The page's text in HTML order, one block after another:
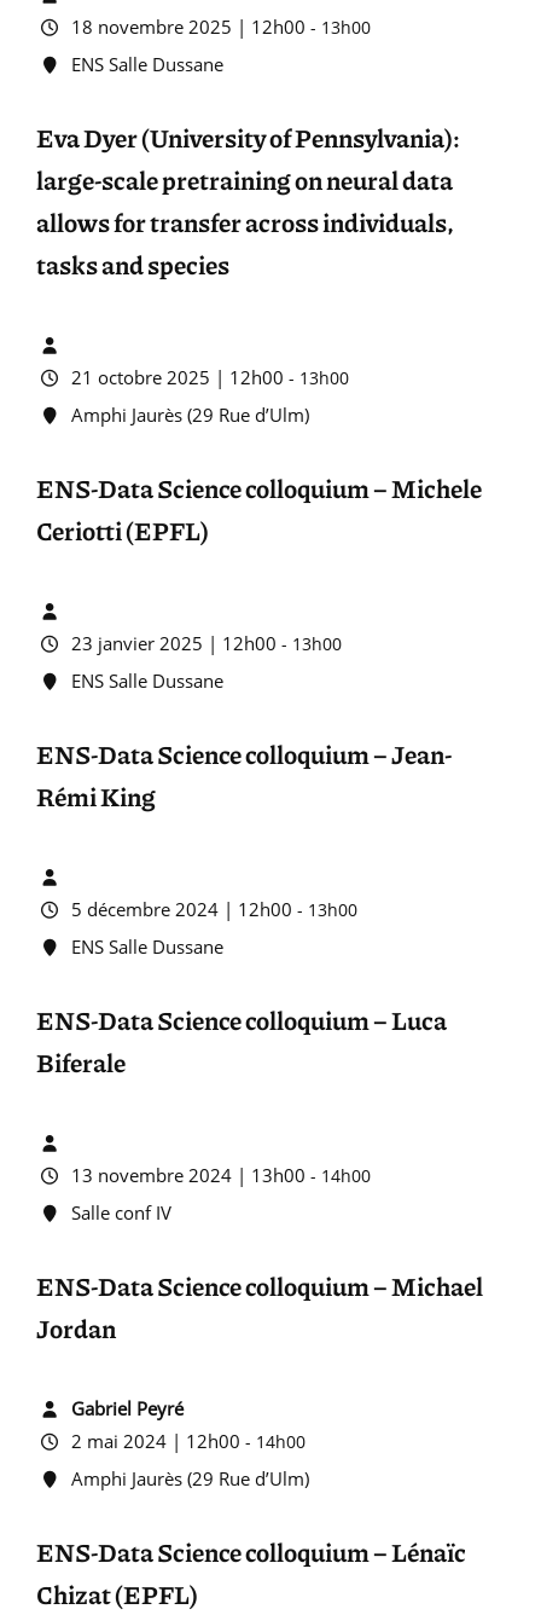
18 novembre 2025 | 12h00 - 13h00
ENS Salle Dussane
Eva Dyer (University of Pennsylvania):
large-scale pretraining on neural data
allows for transfer across individuals,
tasks and species
21 octobre 2025 | 12h00 - 13h00
Amphi Jaurès (29 Rue d’Ulm)
ENS-Data Science colloquium – Michele
Ceriotti (EPFL)
23 janvier 2025 | 12h00 - 13h00
ENS Salle Dussane
ENS-Data Science colloquium – Jean-
Rémi King
5 décembre 2024 | 12h00 - 13h00
ENS Salle Dussane
ENS-Data Science colloquium – Luca
Biferale
13 novembre 2024 | 13h00 - 14h00
Salle conf IV
ENS-Data Science colloquium – Michael
Jordan
Gabriel Peyré
2 mai 2024 | 12h00 - 14h00
Amphi Jaurès (29 Rue d’Ulm)
ENS-Data Science colloquium – Lénaïc
Chizat (EPFL)